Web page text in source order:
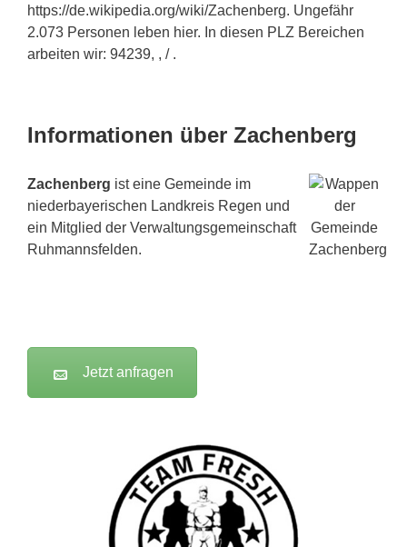
https://de.wikipedia.org/wiki/Zachenberg. Ungefähr
2.073 Personen leben hier. In diesen PLZ Bereichen
arbeiten wir: 94239, , / .
Informationen über Zachenberg
Zachenberg ist eine Gemeinde im
niederbayerischen Landkreis Regen und
ein Mitglied der Verwaltungsgemeinschaft
Ruhmannsfelden.
Jetzt anfragen